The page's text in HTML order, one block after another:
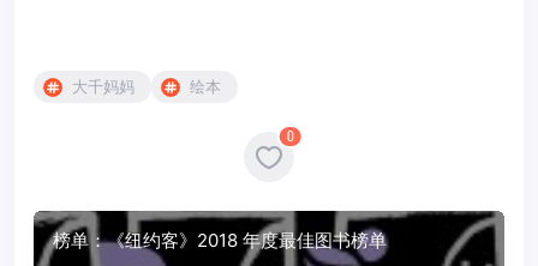
大千妈妈 绘本
0
榜单：《纽约客》2018 年度最佳图书榜单